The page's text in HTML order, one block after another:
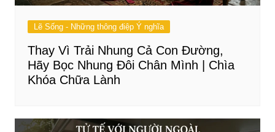
Lẽ Sống - Những thông điệp Ý nghĩa
Thay Vì Trải Nhung Cả Con Đường,
Hãy Bọc Nhung Đôi Chân Mình | Chìa
Khóa Chữa Lành